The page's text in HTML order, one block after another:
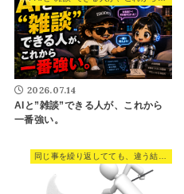
2026.07.14
AIと”雑談”できる人が、これから
一番強い。
同じ事を繰り返してても、違う結果は得られない。